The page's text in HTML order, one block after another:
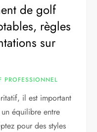
de golf
règles
sur
PROFESSIONNEL
il est important
équilibre entre
pour des styles